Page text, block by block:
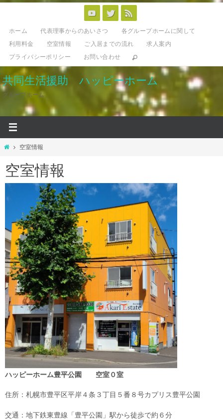
へ
ス
キ
ホーム 代表理事からのあいさつ
各グループホームに関して
利用料金
空室情報 ご入居までの流れ
求人案内
プライバシーポリシー
お問い合わせ
共同生活援助 ハッピーホーム
グループホーム
ホ
ム
空室情報
空室情報
ハッピーホーム豊平公園 空室０室
住所：札幌市豊平区平岸４条３丁目５番８号カプリス豊平公園
交通：地下鉄東豊線「豊平公園」駅から徒歩で約６分